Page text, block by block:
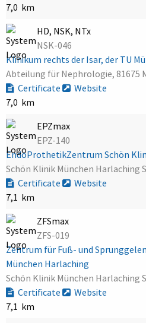
7,0 km
HD, NSK, NTx
NSK-046
Klinikum rechts der Isar, der TU
Abteilung für Nephrologie, 81675
Certificate
Website
7,0 km
EPZmax
EPZ-140
EndoProthetikZentrum Schön
Schön Klinik München Harlaching
Certificate
Website
7,1 km
ZFSmax
ZFS-019
Zentrum für Fuß- und
München Harlaching
Schön Klinik München Harlaching
Certificate
Website
7,1 km